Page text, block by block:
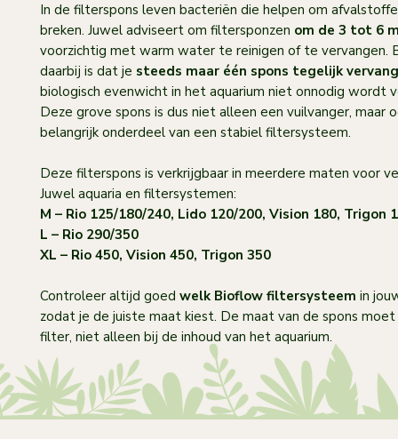
In de filterspons leven bacteriën die helpen om
breken. Juwel adviseert om filtersponzen om de 3 tot 6
voorzichtig met warm water te reinigen of te vervangen.
daarbij is dat je steeds maar één spons tegelijk
biologisch evenwicht in het aquarium niet onnodig wordt
Deze grove spons is dus niet alleen een vuilvanger, maar
belangrijk onderdeel van een stabiel filtersysteem.
Deze filterspons is verkrijgbaar in meerdere maten voor
Juwel aquaria en filtersystemen:
M – Rio 125/180/240, Lido 120/200, Vision 180, Trigon
L – Rio 290/350
XL – Rio 450, Vision 450, Trigon 350
Controleer altijd goed welk Bioflow filtersysteem in
zodat je de juiste maat kiest. De maat van de spons
filter, niet alleen bij de inhoud van het aquarium.